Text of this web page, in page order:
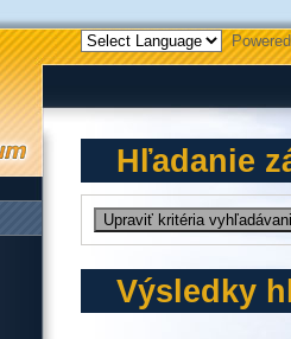
Hľadanie
Výsledky